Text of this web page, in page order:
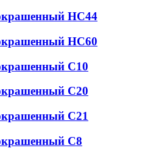
НС44
НС60
С10
С20
С21
С8